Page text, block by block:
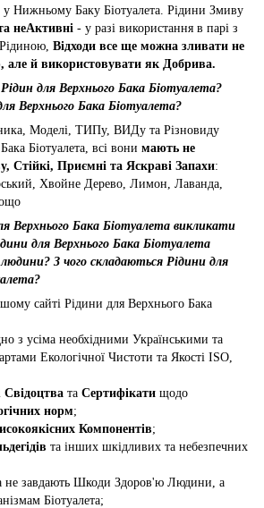
у Нижньому Баку Біотуалета. Рідини Змиву
неАктивні - у разі використання в парі з
Відходи все ще можна зливати не
але й використовувати як Добрива.
для Верхнього Бака Біотуалета?
Верхнього Бака Біотуалета?
Моделі, ТИПу, ВИДу та Різновиду
Біотуалета, всі вони мають не
Стійкі, Приємні та Яскраві Запахи:
Хвойне Дерево, Лимон, Лаванда,
Верхнього Бака Біотуалета викликати
для Верхнього Бака Біотуалета
людини? З чого складаються Рідини для
сайті Рідини для Верхнього Бака
з усіма необхідними Українськими та
Екологічної Чистоти та Якості ISO,
Свідоцтва та Сертифікати щодо
норм;
Компонентів;
та інших шкідливих та небезпечних
не завдають Шкоди Здоров'ю Людини, а
Біотуалета;